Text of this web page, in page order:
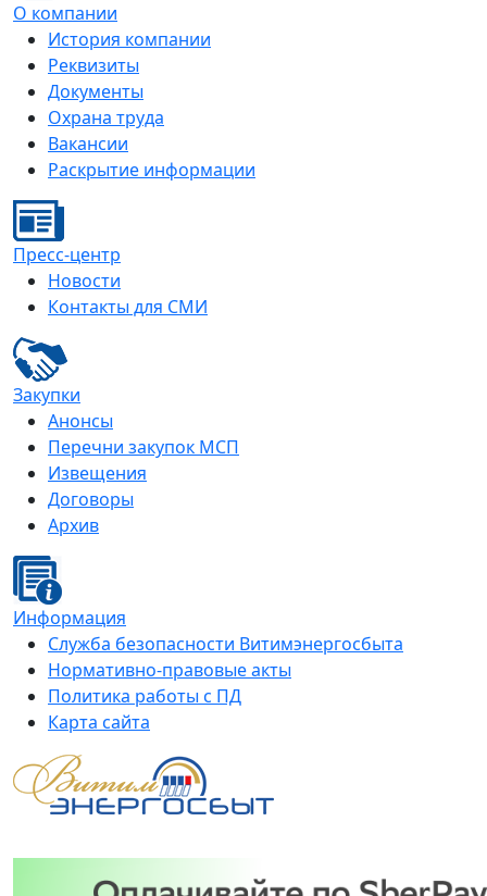
О компании
История компании
Реквизиты
Документы
Охрана труда
Вакансии
Раскрытие информации
Пресс-центр
Новости
Контакты для СМИ
Закупки
Анонсы
Перечни закупок МСП
Извещения
Договоры
Архив
Информация
Служба безопасности Витимэнергосбыта
Нормативно-правовые акты
Политика работы с ПД
Карта сайта